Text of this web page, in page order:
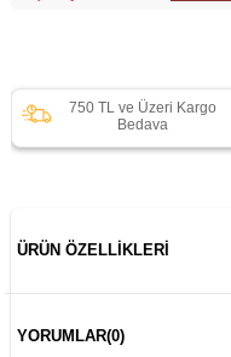
750 TL ve Üzeri Kargo
Bedava
ÜRÜN ÖZELLIKLERI
YORUMLAR(0)